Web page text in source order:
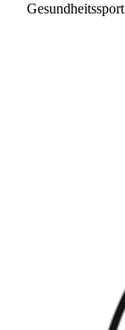
Gesundheitssport